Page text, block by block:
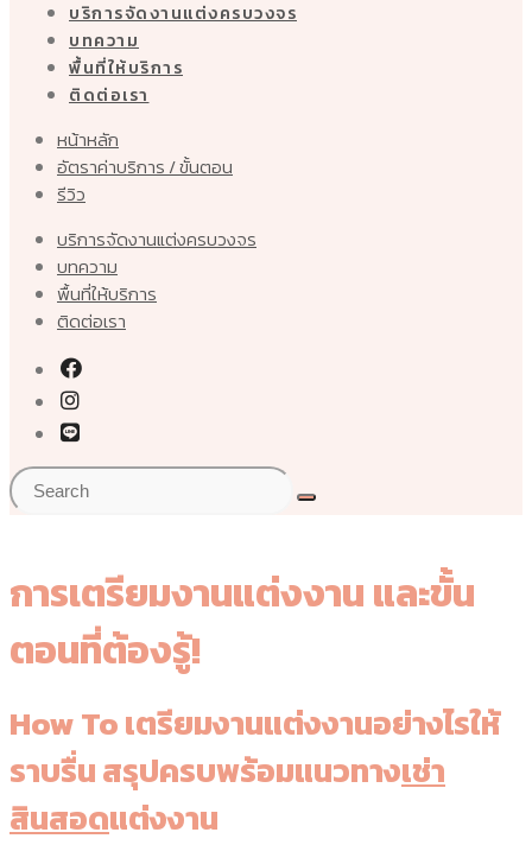
บริการจัดงานแต่งครบวงจร
บทความ
พื้นที่ให้บริการ
ติดต่อเรา
หน้าหลัก
อัตราค่าบริการ / ขั้นตอน
รีวิว
บริการจัดงานแต่งครบวงจร
บทความ
พื้นที่ให้บริการ
ติดต่อเรา
การเตรียมงานแต่งงาน และขั้น
ตอนที่ต้องรู้!
How To เตรียมงานแต่งงานอย่างไรให้
ราบรื่น สรุปครบพร้อมแนวทางเช่า
สินสอดแต่งงาน